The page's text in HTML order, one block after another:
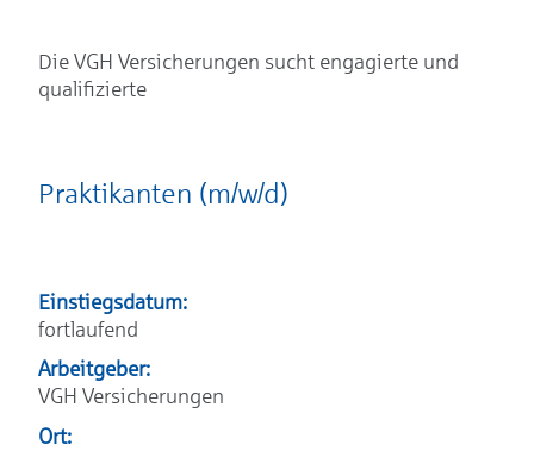
Die VGH Versicherungen sucht engagierte und
qualifizierte
Praktikanten (m/w/d)
Einstiegsdatum:
fortlaufend
Arbeitgeber:
VGH Versicherungen
Ort: